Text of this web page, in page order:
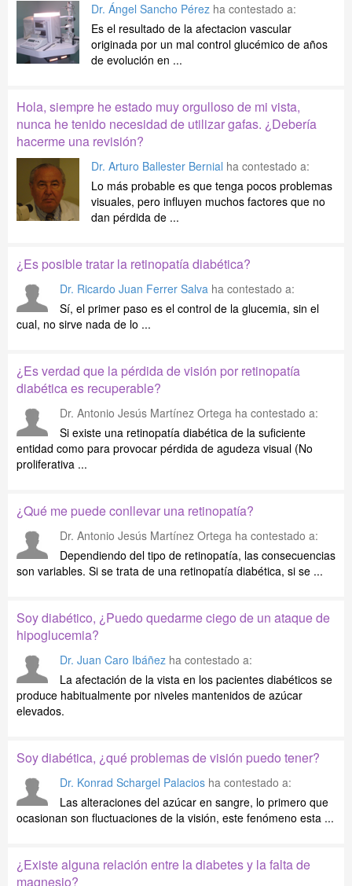
Dr. Ángel Sancho Pérez ha contestado a:
Es el resultado de la afectacion vascular
originada por un mal control glucémico de años
de evolución en ...
Hola, siempre he estado muy orgulloso de mi vista,
nunca he tenido necesidad de utilizar gafas. ¿Debería
hacerme una revisión?
Dr. Arturo Ballester Bernial ha contestado a:
Lo más probable es que tenga pocos problemas
visuales, pero influyen muchos factores que no
dan pérdida de ...
¿Es posible tratar la retinopatía diabética?
Dr. Ricardo Juan Ferrer Salva ha contestado a:
Sí, el primer paso es el control de la glucemia, sin el
cual, no sirve nada de lo ...
¿Es verdad que la pérdida de visión por retinopatía
diabética es recuperable?
Dr. Antonio Jesús Martínez Ortega ha contestado a:
Si existe una retinopatía diabética de la suficiente
entidad como para provocar pérdida de agudeza visual (No
proliferativa ...
¿Qué me puede conllevar una retinopatía?
Dr. Antonio Jesús Martínez Ortega ha contestado a:
Dependiendo del tipo de retinopatía, las consecuencias
son variables. Si se trata de una retinopatía diabética, si se ...
Soy diabético, ¿Puedo quedarme ciego de un ataque de
hipoglucemia?
Dr. Juan Caro Ibáñez ha contestado a:
La afectación de la vista en los pacientes diabéticos se
produce habitualmente por niveles mantenidos de azúcar
elevados.
Soy diabética, ¿qué problemas de visión puedo tener?
Dr. Konrad Schargel Palacios ha contestado a:
Las alteraciones del azúcar en sangre, lo primero que
ocasionan son fluctuaciones de la visión, este fenómeno esta ...
¿Existe alguna relación entre la diabetes y la falta de
magnesio?